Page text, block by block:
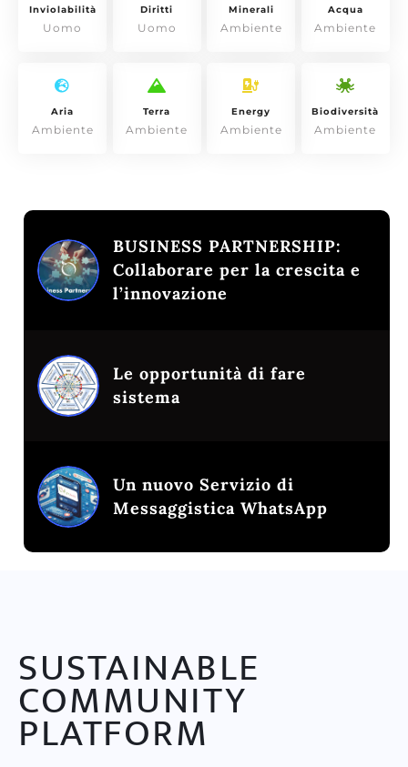
Inviolabilità
Uomo
Diritti
Uomo
Minerali
Ambiente
Acqua
Ambiente
Aria
Ambiente
Terra
Ambiente
Energy
Ambiente
Biodiversità
Ambiente
BUSINESS PARTNERSHIP:
Collaborare per la crescita e
l’innovazione
Le opportunità di fare
sistema
Un nuovo Servizio di
Messaggistica WhatsApp
SUSTAINABLE
COMMUNITY
PLATFORM